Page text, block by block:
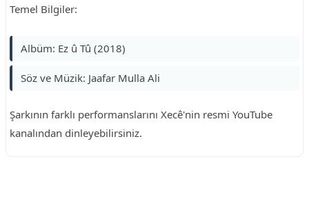
Temel Bilgiler:
Albüm: Ez û Tû (2018)
Söz ve Müzik: Jaafar Mulla Ali
Şarkının farklı performanslarını Xecê'nin resmi YouTube
kanalından dinleyebilirsiniz.